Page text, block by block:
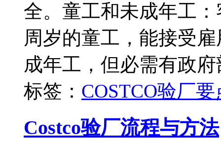
全。童工和未成年工
周岁的童工，能接受
成年工，但必需有政
标签： COSTCO验厂要
Costco验厂流程与方法